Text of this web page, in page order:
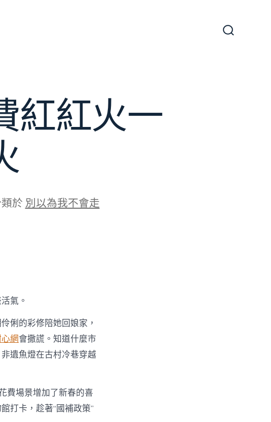
紅紅火一
於 別以為我不會走
氣。
俐的彩修陪她回娘家，
網會撒謊。知道什麼市
遺魚燈在古村冷巷穿越
費場景增加了新春的喜
打卡，趁著“國補政策”